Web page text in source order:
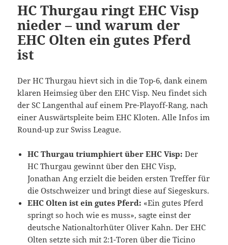
HC Thurgau ringt EHC Visp
nieder – und warum der
EHC Olten ein gutes Pferd
ist
Der HC Thurgau hievt sich in die Top-6, dank einem
klaren Heimsieg über den EHC Visp. Neu findet sich
der SC Langenthal auf einem Pre-Playoff-Rang, nach
einer Auswärtspleite beim EHC Kloten. Alle Infos im
Round-up zur Swiss League.
HC Thurgau triumphiert über EHC Visp: Der
HC Thurgau gewinnt über den EHC Visp,
Jonathan Ang erzielt die beiden ersten Treffer für
die Ostschweizer und bringt diese auf Siegeskurs.
EHC Olten ist ein gutes Pferd: «Ein gutes Pferd
springt so hoch wie es muss», sagte einst der
deutsche Nationaltorhüter Oliver Kahn. Der EHC
Olten setzte sich mit 2:1-Toren über die Ticino